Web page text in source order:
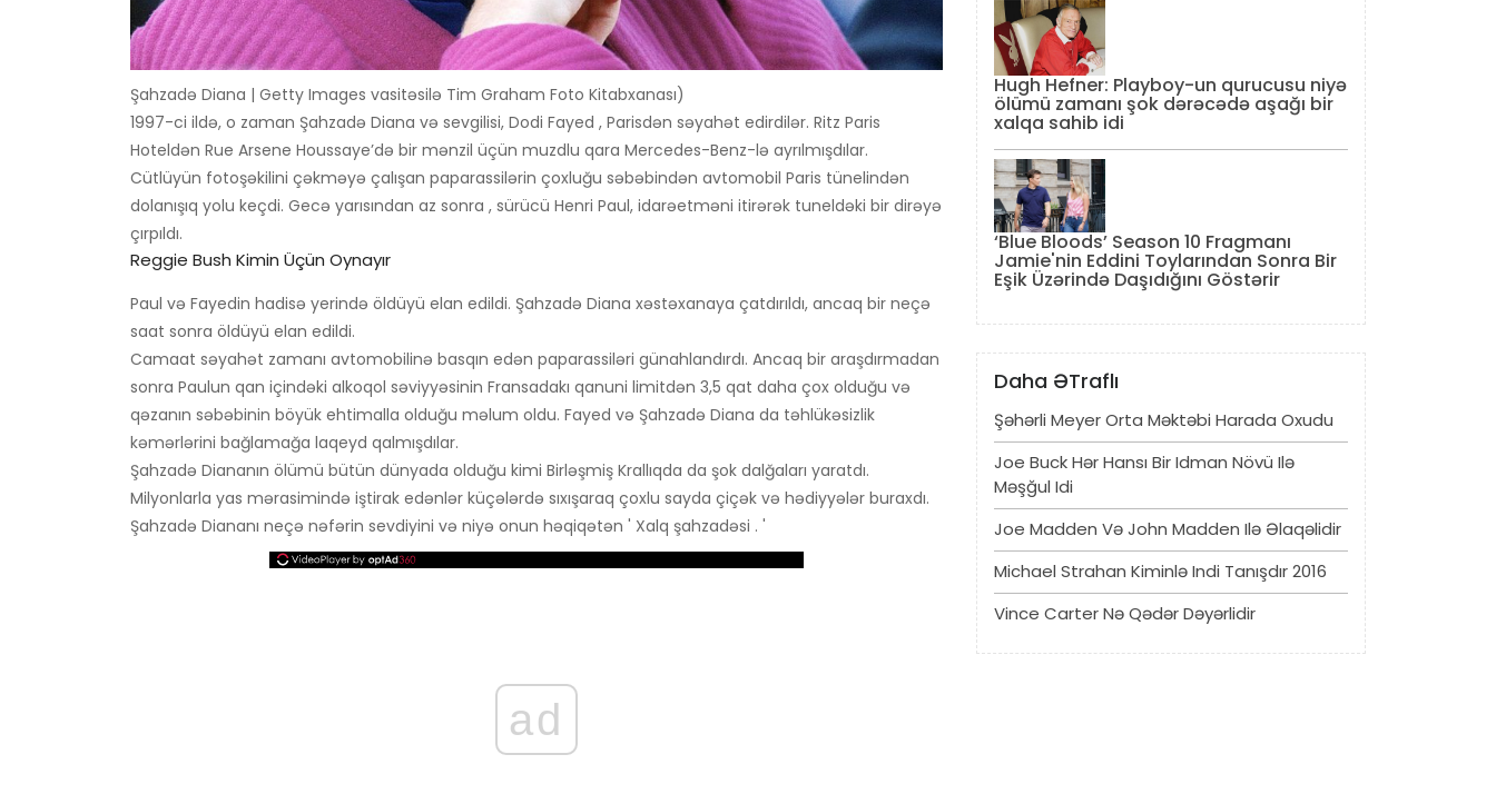
Şahzadə Diana | Getty Images vasitəsilə Tim Graham Foto Kitabxanası)
1997-ci ildə, o zaman Şahzadə Diana və sevgilisi, Dodi Fayed , Parisdən səyahət edirdilər. Ritz Paris
Hoteldən Rue Arsene Houssaye’də bir mənzil üçün muzdlu qara Mercedes-Benz-lə ayrılmışdılar.
Cütlüyün fotoşəkilini çəkməyə çalışan paparassilərin çoxluğu səbəbindən avtomobil Paris tünelindən
dolanışıq yolu keçdi. Gecə yarısından az sonra , sürücü Henri Paul, idarəetməni itirərək tuneldəki bir dirəyə
çırpıldı.
Reggie Bush Kimin Üçün Oynayır
Paul və Fayedin hadisə yerində öldüyü elan edildi. Şahzadə Diana xəstəxanaya çatdırıldı, ancaq bir neçə
saat sonra öldüyü elan edildi.
Camaat səyahət zamanı avtomobilinə basqın edən paparassiləri günahlandırdı. Ancaq bir araşdırmadan
sonra Paulun qan içindəki alkoqol səviyyəsinin Fransadakı qanuni limitdən 3,5 qat daha çox olduğu və
qəzanın səbəbinin böyük ehtimalla olduğu məlum oldu. Fayed və Şahzadə Diana da təhlükəsizlik
kəmərlərini bağlamağa laqeyd qalmışdılar.
Şahzadə Diananın ölümü bütün dünyada olduğu kimi Birləşmiş Krallıqda da şok dalğaları yaratdı.
Milyonlarla yas mərasimində iştirak edənlər küçələrdə sıxışaraq çoxlu sayda çiçək və hədiyyələr buraxdı.
Şahzadə Diananı neçə nəfərin sevdiyini və niyə onun həqiqətən ' Xalq şahzadəsi . '
ad
Hugh Hefner: Playboy-un qurucusu niyə
ölümü zamanı şok dərəcədə aşağı bir
xalqa sahib idi
‘Blue Bloods’ Season 10 Fragmanı
Jamie'nin Eddini Toylarından Sonra Bir
Eşik Üzərində Daşıdığını Göstərir
Daha ƏTraflı
Şəhərli Meyer Orta Məktəbi Harada Oxudu
Joe Buck Hər Hansı Bir Idman Növü Ilə
Məşğul Idi
Joe Madden Və John Madden Ilə Əlaqəlidir
Michael Strahan Kiminlə Indi Tanışdır 2016
Vince Carter Nə Qədər Dəyərlidir